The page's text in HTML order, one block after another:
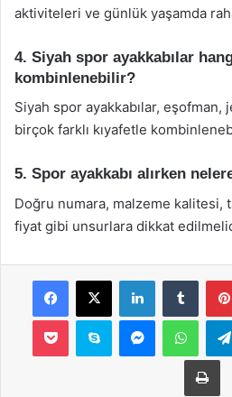
aktiviteleri ve günlük yaşamda
4. Siyah spor ayakkabılar
kombinlenebilir?
Siyah spor ayakkabılar,
birçok farklı kıyafetle
5. Spor ayakkabı alırken
Doğru numara, malzeme kalitesi,
fiyat gibi unsurlara dikkat
Facebook
X LinkedIn
Pocket Skype Messenger